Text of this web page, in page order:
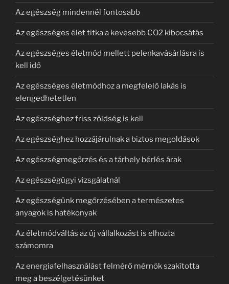
Az egészség mindennél fontosabb
Az egészséges élet titka a kevesebb CO2 kibocsátás
Az egészséges életmód mellett pelenkavásárlásra is
kell idő
Az egészséges életmódhoz a megfelelő lakás is
elengedhetetlen
Az egészséghez friss zöldség is kell
Az egészséghez hozzájárulnak a biztos megoldások
Az egészségmegőrzés és a tárhely bérlés árak
Az egészségügyi vizsgálatnál
Az egészségünk megőrzésében a természetes
anyagok is hatékonyak
Az életmódváltás az új vállalkozást is elhozta
számomra
Az energiafelhasználást felmérő mérnök szakította
meg a beszélgetésünket